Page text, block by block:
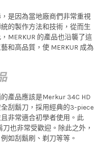
是因為當地廠商們非常重視
的製作方法和技術，從而生
MERKUR 的產品也沿襲了這
和高品質，使 MERKUR 成為
產品應該是Merkur 34C HD
刮鬍刀，採用經典的3-piece
非常適合初學者使用。此
也非常受歡迎。除此之外，
如刮鬍刷、剃刀等等。